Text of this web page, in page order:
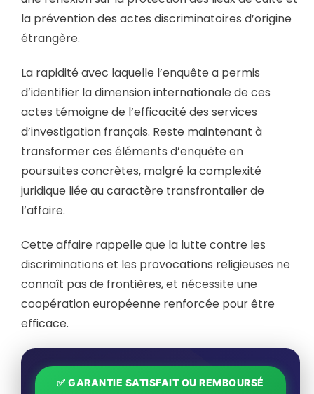
la prévention des actes discriminatoires d’origine
étrangère.
La rapidité avec laquelle l’enquête a permis
d’identifier la dimension internationale de ces
actes témoigne de l’efficacité des services
d’investigation français. Reste maintenant à
transformer ces éléments d’enquête en
poursuites concrètes, malgré la complexité
juridique liée au caractère transfrontalier de
l’affaire.
Cette affaire rappelle que la lutte contre les
discriminations et les provocations religieuses ne
connaît pas de frontières, et nécessite une
coopération européenne renforcée pour être
efficace.
✅ GARANTIE SATISFAIT OU REMBOURSÉ